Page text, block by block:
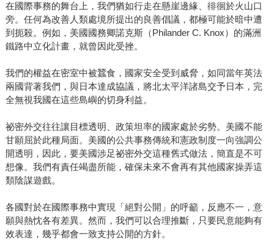
在國際事務的舞台上，我們猶如行走在懸崖邊緣、徘徊於火山口
旁。任何為改善人類處境所提出的良善倡議，都極可能於暗中遭
到扼殺。例如，美國國務卿諾克斯（Philander C. Knox）的滿洲
鐵路中立化計畫，就曾因此受挫。
我們的權益在密室中被蠶食，國家安全受到威脅，如同當年英法
兩國背著我們，與日本達成協議，將北太平洋諸島交予日本，完
全無視我國在這些島嶼的切身利益。
祕密外交往往讓目標透明、政策坦率的國家處於劣勢。美國不能
甘願屈於此種局面。美國的公共事務傳統和憲政制度一向強調公
開透明，因此，要美國涉足祕密外交這種舊式做法，簡直是不可
想像。我們有責任竭盡所能，確保未來不會再有其他國家操弄這
類陰謀遊戲。
各國對於在國際事務中實現「絕對公開」的呼籲，反應不一，意
願與熱忱各有差異。然而，我們可以合理推斷，只要民意能夠有
效表達，幾乎都會一致支持公開的方針。